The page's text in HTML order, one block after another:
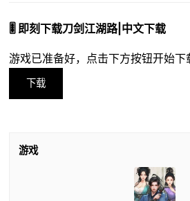
🎚️ 即刻下载刀剑江湖路|中文下载
游戏已准备好，点击下方按钮开始下
下载
游戏